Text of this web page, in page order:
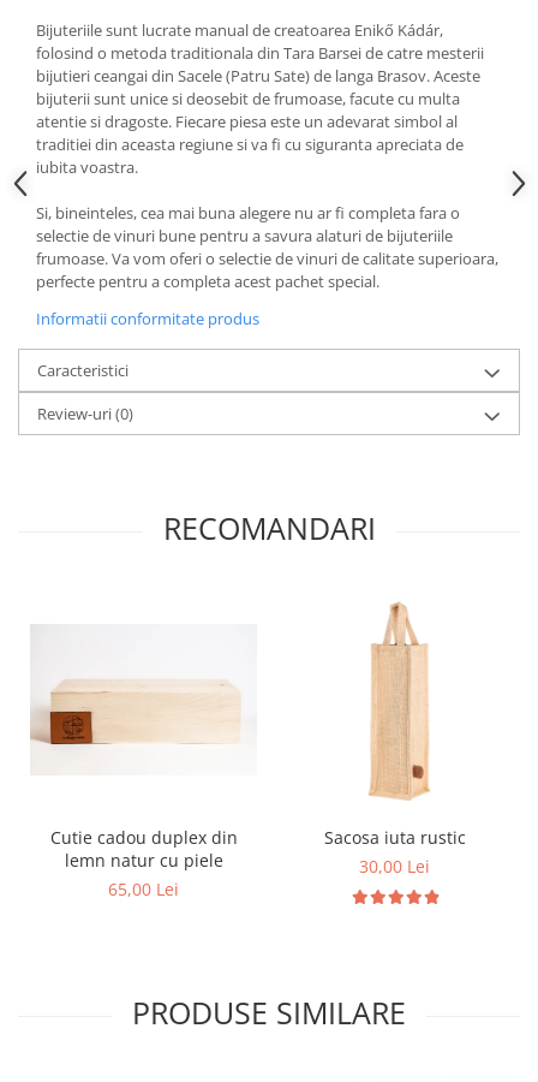
Bijuteriile sunt lucrate manual de creatoarea Enikő Kádár,
folosind o metoda traditionala din Tara Barsei de catre mesterii
bijutieri ceangai din Sacele (Patru Sate) de langa Brasov. Aceste
bijuterii sunt unice si deosebit de frumoase, facute cu multa
atentie si dragoste. Fiecare piesa este un adevarat simbol al
traditiei din aceasta regiune si va fi cu siguranta apreciata de
iubita voastra.
Si, bineinteles, cea mai buna alegere nu ar fi completa fara o
selectie de vinuri bune pentru a savura alaturi de bijuteriile
frumoase. Va vom oferi o selectie de vinuri de calitate superioara,
perfecte pentru a completa acest pachet special.
Informatii conformitate produs
Caracteristici
Review-uri(0)
RECOMANDARI
Cutie cadou duplex din
lemn natur cu piele
65,00 Lei
Sacosa iuta rustic
30,00 Lei
PRODUSE SIMILARE